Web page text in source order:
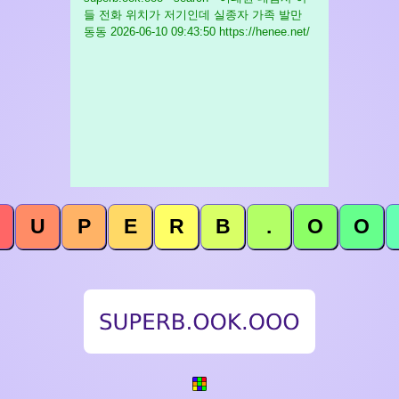
들 전화 위치가 저기인데 실종자 가족 발만
동동 2026-06-10 09:43:50 https://henee.net/
U P E R B . O O